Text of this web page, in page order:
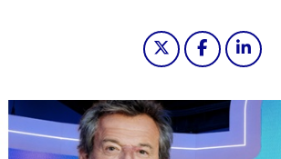
Partager